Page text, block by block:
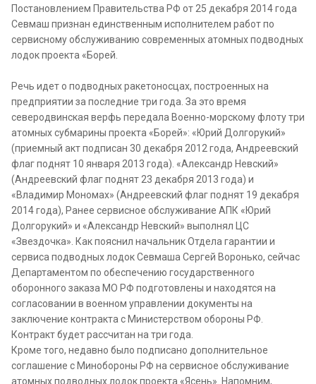
Постановлением Правительства РФ от 25 декабря 2014 года
Севмаш признан единственным исполнителем работ по
сервисному обслуживанию современных атомных подводных
лодок проекта «Борей.
Речь идет о подводных ракетоносцах, построенных на
предприятии за последние три года. За это время
северодвинская верфь передала Военно-морскому флоту три
атомных субмарины проекта «Борей»: «Юрий Долгорукий»
(приемный акт подписан 30 декабря 2012 года, Андреевский
флаг поднят 10 января 2013 года). «Александр Невский»
(Андреевский флаг поднят 23 декабря 2013 года) и
«Владимир Мономах» (Андреевский флаг поднят 19 декабря
2014 года), Ранее сервисное обслуживание АПК «Юрий
Долгорукий» и «Александр Невский» выполнял ЦС
«Звездочка». Как пояснил начальник Отдела гарантии и
сервиса подводных лодок Севмаша Сергей Воронько, сейчас
Департаментом по обеспечению государственного
оборонного заказа МО РФ подготовлены и находятся на
согласовании в военном управлении документы на
заключение контракта с Министерством обороны РФ.
Контракт будет рассчитан на три года.
Кроме того, недавно было подписано дополнительное
соглашение с Минобороны РФ на сервисное обслуживание
атомных подводных лодок проекта «Ясень». Напомним,